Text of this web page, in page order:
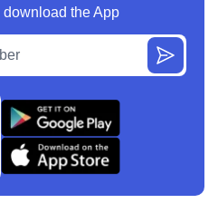
the App